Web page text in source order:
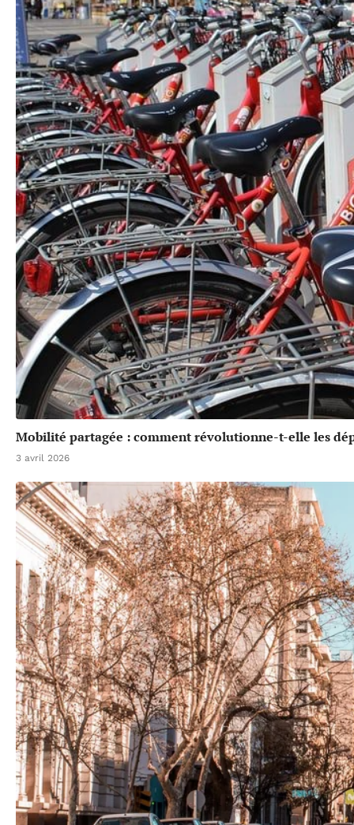
Mobilité partagée : comment révolutionne-t-elle les
3 avril 2026